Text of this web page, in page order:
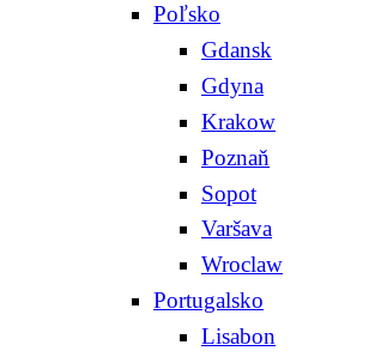
Poľsko
Gdansk
Gdyna
Krakow
Poznaň
Sopot
Varšava
Wroclaw
Portugalsko
Lisabon